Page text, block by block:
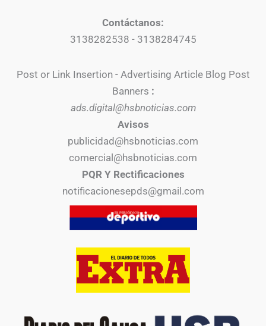
Contáctanos:
3138282538 - 3138284745
Post or Link Insertion - Advertising Article Blog Post
Banners :
ads.digital@hsbnoticias.com
Avisos
publicidad@hsbnoticias.com
comercial@hsbnoticias.com
PQR Y Rectificaciones
notificacionesepds@gmail.com